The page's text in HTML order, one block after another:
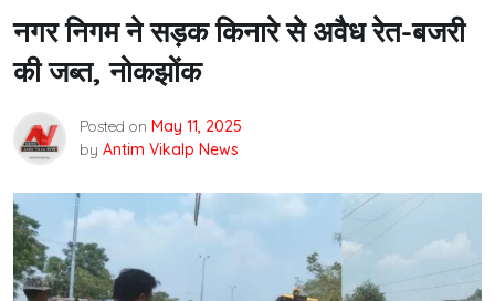
नगर निगम ने सड़क किनारे से अवैध रेत-बजरी
की जब्त, नोकझोंक
Posted on May 11, 2025
by Antim Vikalp News